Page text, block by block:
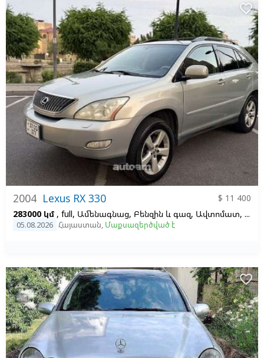
2004 Lexus RX 330
$ 11 400
283000 կմ , full, Ամենագնաց, Բենզին և գազ, Ավտոմատ, Ձախ,
05.08.2026 Հայաստան, Մաքսազերծված է
favorite_border
favorite_border